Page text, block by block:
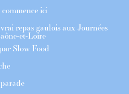
ici
repas gaulois aux Journées
et-Loire
Slow Food